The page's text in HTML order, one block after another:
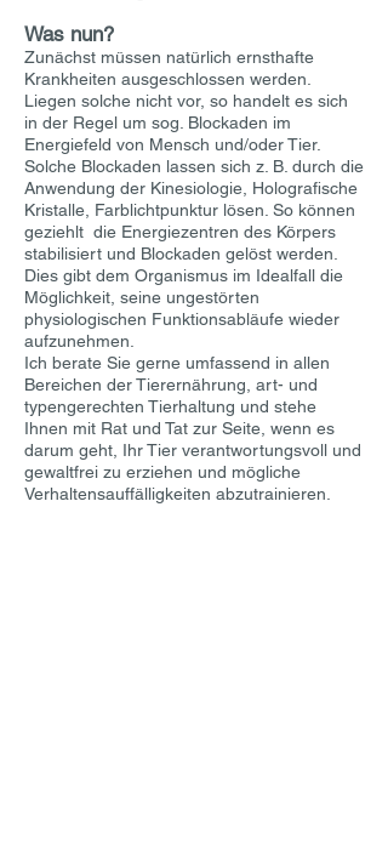
Was nun?
Zunächst müssen natürlich ernsthafte
Krankheiten ausgeschlossen werden.
Liegen solche nicht vor, so handelt es sich
in der Regel um sog. Blockaden im
Energiefeld von Mensch und/oder Tier.
Solche Blockaden lassen sich z. B. durch die
Anwendung der Kinesiologie, Holografische
Kristalle, Farblichtpunktur lösen. So können
geziehlt die Energiezentren des Körpers
stabilisiert und Blockaden gelöst werden.
Dies gibt dem Organismus im Idealfall die
Möglichkeit, seine ungestörten
physiologischen Funktionsabläufe wieder
aufzunehmen.
Ich berate Sie gerne umfassend in allen
Bereichen der Tierernährung, art- und
typengerechten Tierhaltung und stehe
Ihnen mit Rat und Tat zur Seite, wenn es
darum geht, Ihr Tier verantwortungsvoll und
gewaltfrei zu erziehen und mögliche
Verhaltensauffälligkeiten abzutrainieren.